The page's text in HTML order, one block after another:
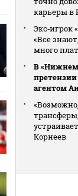
карьеры в
Экс‑игрок
«Все
много
В «Нижнем
агентом
Корнеев